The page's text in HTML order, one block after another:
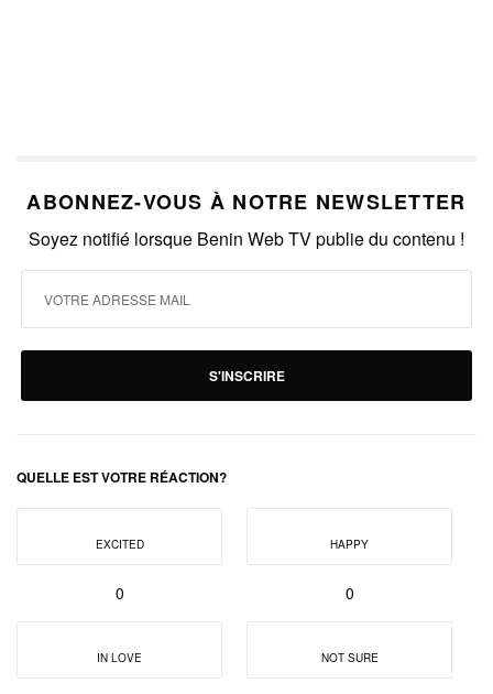
ABONNEZ-VOUS À NOTRE NEWSLETTER
Soyez notifié lorsque Benin Web TV publie du contenu !
S'INSCRIRE
QUELLE EST VOTRE RÉACTION?
EXCITED
0
HAPPY
0
IN LOVE NOT SURE